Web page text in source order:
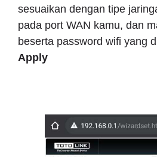
sesuaikan dengan tipe
pada port WAN kamu, dan
beserta password wifi yang
Apply